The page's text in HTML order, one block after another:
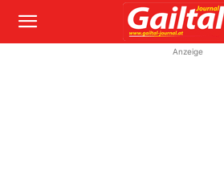
Anzeige